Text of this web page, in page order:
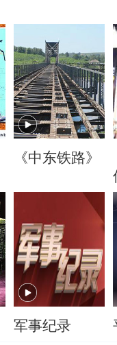
《中东铁路》
军事纪录